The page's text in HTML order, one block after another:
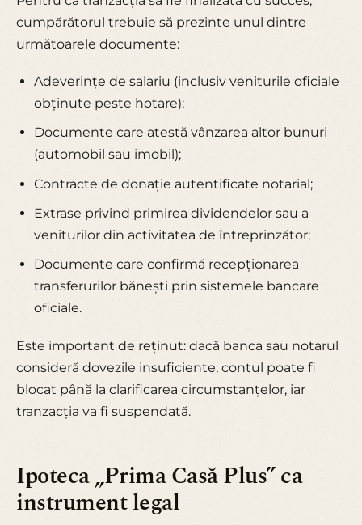
cumpărătorul trebuie să prezinte unul dintre
următoarele documente:
Adeverințe de salariu (inclusiv veniturile oficiale
obținute peste hotare);
Documente care atestă vânzarea altor bunuri
(automobil sau imobil);
Contracte de donație autentificate notarial;
Extrase privind primirea dividendelor sau a
veniturilor din activitatea de întreprinzător;
Documente care confirmă recepționarea
transferurilor bănești prin sistemele bancare
oficiale.
Este important de reținut: dacă banca sau notarul
consideră dovezile insuficiente, contul poate fi
blocat până la clarificarea circumstanțelor, iar
tranzacția va fi suspendată.
Ipoteca „Prima Casă Plus” ca
instrument legal